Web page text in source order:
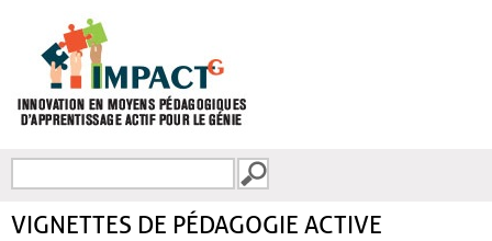
FORMULAIRE DE
VIGNETTES DE PÉDAGOGIE ACTIVE